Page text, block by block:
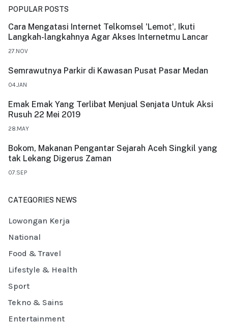
POPULAR POSTS
Cara Mengatasi Internet Telkomsel 'Lemot', Ikuti
Langkah-langkahnya Agar Akses Internetmu Lancar
27.NOV
Semrawutnya Parkir di Kawasan Pusat Pasar Medan
04.JAN
Emak Emak Yang Terlibat Menjual Senjata Untuk Aksi
Rusuh 22 Mei 2019
28.MAY
Bokom, Makanan Pengantar Sejarah Aceh Singkil yang
tak Lekang Digerus Zaman
07.SEP
CATEGORIES NEWS
Lowongan Kerja
National
Food & Travel
Lifestyle & Health
Sport
Tekno & Sains
Entertainment